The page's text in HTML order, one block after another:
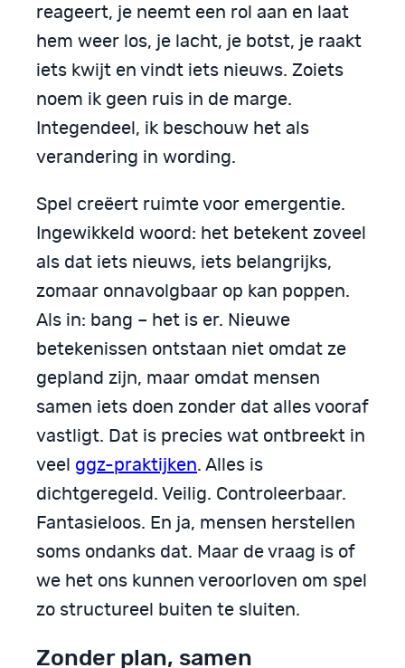
reageert, je neemt een rol aan en laat
hem weer los, je lacht, je botst, je raakt
iets kwijt en vindt iets nieuws. Zoiets
noem ik geen ruis in de marge.
Integendeel, ik beschouw het als
verandering in wording.
Spel creëert ruimte voor emergentie.
Ingewikkeld woord: het betekent zoveel
als dat iets nieuws, iets belangrijks,
zomaar onnavolgbaar op kan poppen.
Als in: bang – het is er. Nieuwe
betekenissen ontstaan niet omdat ze
gepland zijn, maar omdat mensen
samen iets doen zonder dat alles vooraf
vastligt. Dat is precies wat ontbreekt in
veel ggz-praktijken. Alles is
dichtgeregeld. Veilig. Controleerbaar.
Fantasieloos. En ja, mensen herstellen
soms ondanks dat. Maar de vraag is of
we het ons kunnen veroorloven om spel
zo structureel buiten te sluiten.
Zonder plan, samen